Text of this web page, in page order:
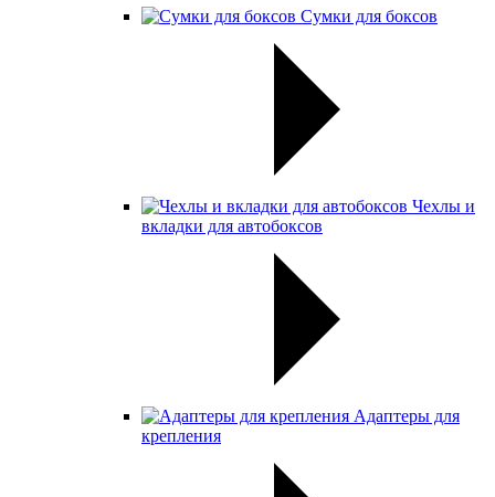
Сумки для боксов
Чехлы и
вкладки для автобоксов
Адаптеры для
крепления